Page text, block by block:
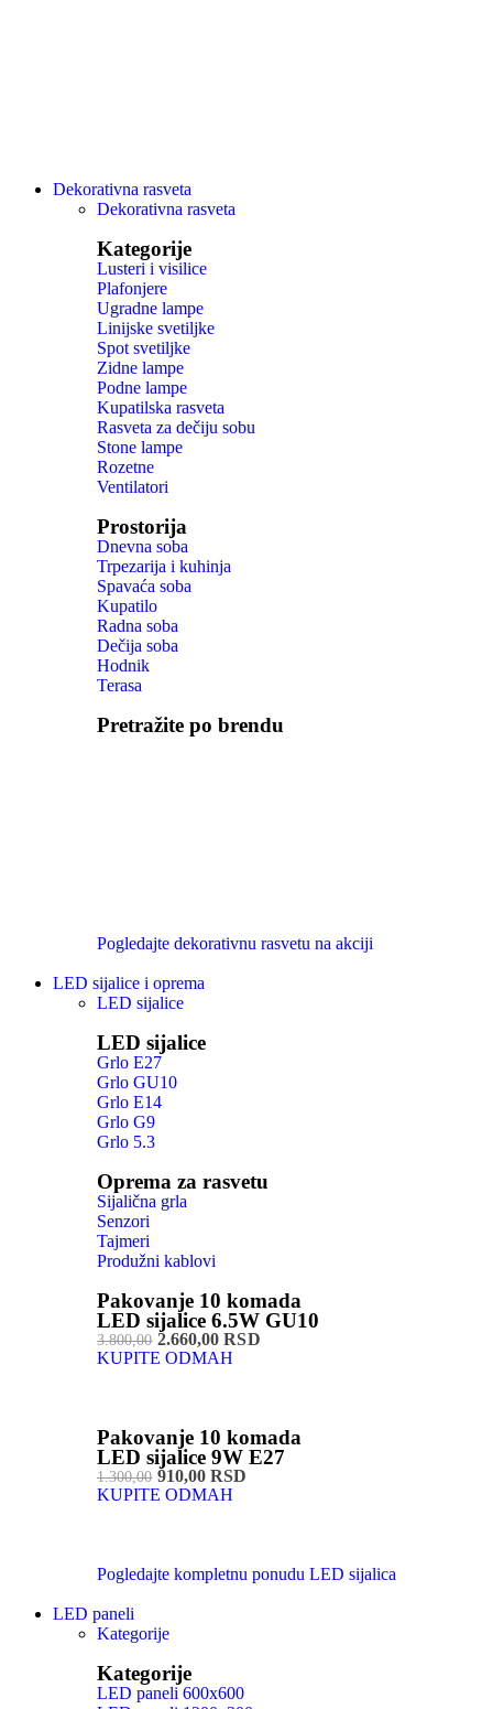
Dekorativna rasveta
Dekorativna rasveta
Kategorije
Lusteri i visilice
Plafonjere
Ugradne lampe
Linijske svetiljke
Spot svetiljke
Zidne lampe
Podne lampe
Kupatilska rasveta
Rasveta za dečiju sobu
Stone lampe
Rozetne
Ventilatori
Prostorija
Dnevna soba
Trpezarija i kuhinja
Spavaća soba
Kupatilo
Radna soba
Dečija soba
Hodnik
Terasa
Pretražite po brendu
Pogledajte dekorativnu rasvetu na akciji
LED sijalice i oprema
LED sijalice
LED sijalice
Grlo E27
Grlo GU10
Grlo E14
Grlo G9
Grlo 5.3
Oprema za rasvetu
Sijalična grla
Senzori
Tajmeri
Produžni kablovi
Pakovanje 10 komada
LED sijalice 6.5W GU10
3.800,002.660,00 RSD
KUPITE ODMAH
Pakovanje 10 komada
LED sijalice 9W E27
1.300,00910,00 RSD
KUPITE ODMAH
Pogledajte kompletnu ponudu LED sijalica
LED paneli
Kategorije
Kategorije
LED paneli 600x600